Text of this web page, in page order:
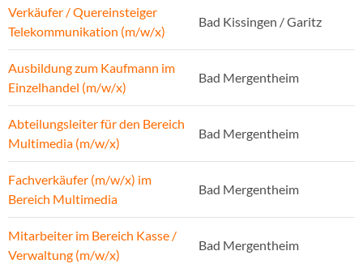
Verkäufer / Quereinsteiger
Telekommunikation (m/w/x)
Bad Kissingen / Garitz
Ausbildung zum Kaufmann im
Einzelhandel (m/w/x)
Bad Mergentheim
Abteilungsleiter für den Bereich
Multimedia (m/w/x)
Bad Mergentheim
Fachverkäufer (m/w/x) im
Bereich Multimedia
Bad Mergentheim
Mitarbeiter im Bereich Kasse /
Verwaltung (m/w/x)
Bad Mergentheim